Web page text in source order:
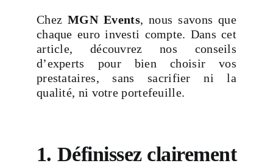
ChezMGN Events, nous savons que
chaque euro investi compte. Dans cet
article, découvrez nos conseils
d’experts pour bien choisir vos
prestataires, sans sacrifier ni la
qualité, ni votre portefeuille.
1. Définissez clairement